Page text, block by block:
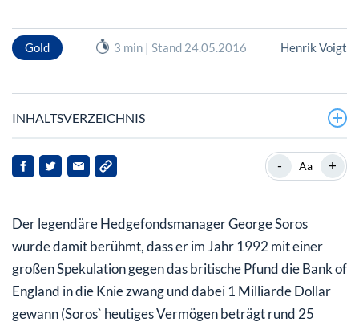
Gold 3 min | Stand 24.05.2016 Henrik Voigt
INHALTSVERZEICHNIS
Bei Gold teilen wir die bullische Einschätzung von Soros
- Aa +
Der legendäre Hedgefondsmanager George Soros
wurde damit berühmt, dass er im Jahr 1992 mit einer
großen Spekulation gegen das britische Pfund die Bank of
England in die Knie zwang und dabei 1 Milliarde Dollar
gewann (Soros` heutiges Vermögen beträgt rund 25